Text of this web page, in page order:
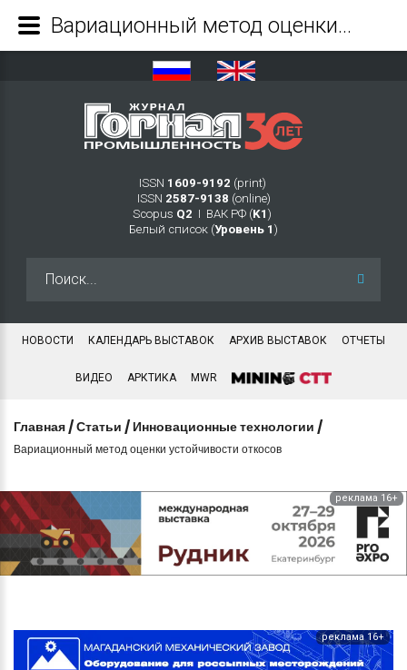
ISSN 1609-9192 (print)
ISSN 2587-9138 (online)
Scopus Q2 Ι ВАК РФ (K1 )
Белый список (Уровень 1 )
НОВОСТИ КАЛЕНДАРЬ ВЫСТАВОК АРХИВ ВЫСТАВОК ОТЧЕТЫ
ВИДЕО АРКТИКА MWR
Главная /Статьи / Инновационные технологии /
Вариационный метод оценки устойчивости откосов
реклама 16+
реклама 16+
Вариационный метод оценки устойчивости откосов - Журнал Горная промышленность